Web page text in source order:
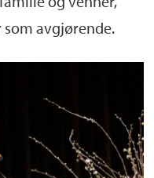
avgjørende.